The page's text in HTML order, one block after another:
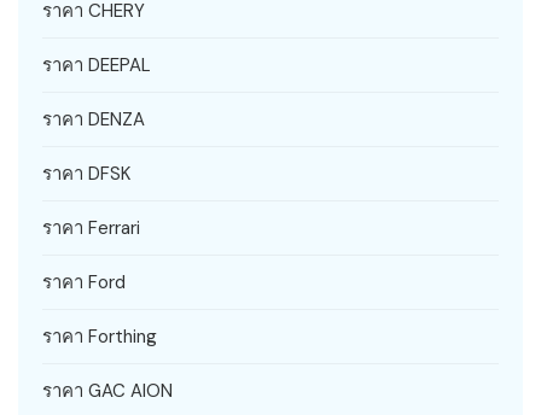
ราคา CHERY
ราคา DEEPAL
ราคา DENZA
ราคา DFSK
ราคา Ferrari
ราคา Ford
ราคา Forthing
ราคา GAC AION